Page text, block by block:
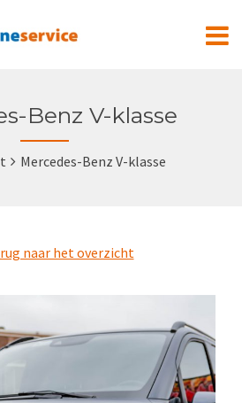
Benz V-klasse
Mercedes-Benz V-klasse
naar het overzicht